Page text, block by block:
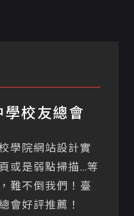
校友總會
學院網站設計實
或是弱點掃描...等
難不倒我們！臺
會好評推薦！